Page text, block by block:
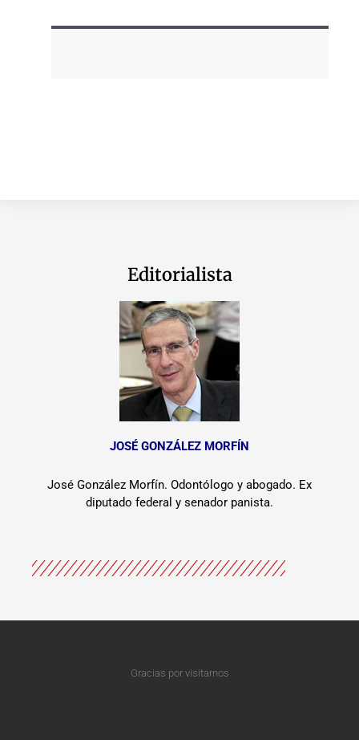
Editorialista
JOSÉ GONZÁLEZ MORFÍN
José González Morfín. Odontólogo y abogado. Ex
diputado federal y senador panista.
Gracias por visitarnos